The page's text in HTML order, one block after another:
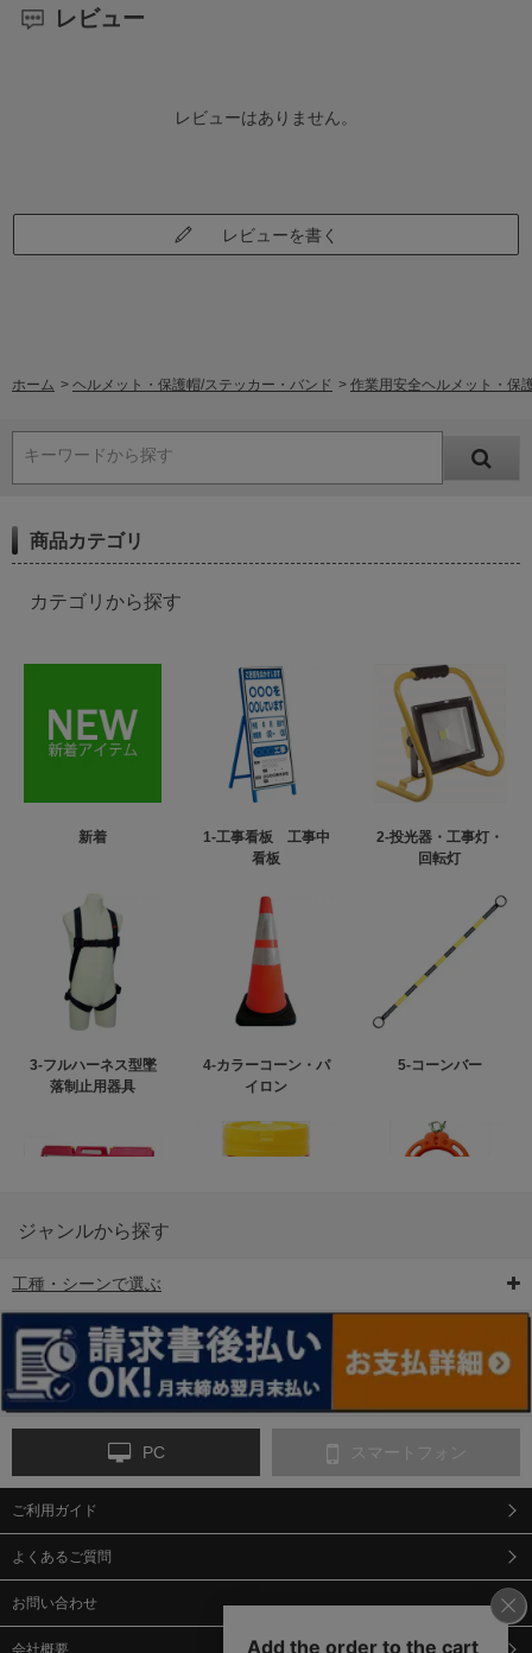
レビュー
レビューはありません。
レビューを書く
ホーム > ヘルメット・保護帽/ステッカー・バンド > 作業用安全ヘルメット・保
キーワードから探す
商品カテゴリ
カテゴリから探す
新着
1-工事看板 工事中
看板
2-投光器・工事灯・
回転灯
3-フルハーネス型墜
落制止用器具
4-カラーコーン・パ
イロン
5-コーンバー
6-矢印板/LED矢印板
ンス
9-点字マット・タイ
ジャンルから探す
工種・シーンで選ぶ
PC スマートフォン
ご利用ガイド
よくあるご質問
お問い合わせ
会社概要